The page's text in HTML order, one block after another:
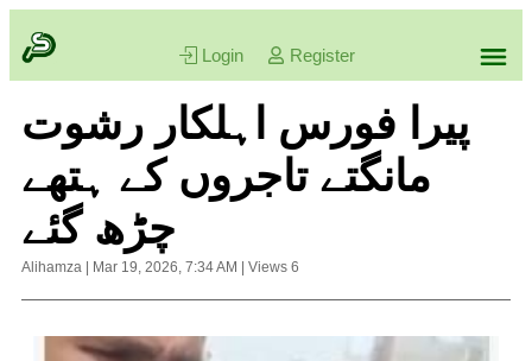
Login Register
پیرا فورس اہلکار رشوت
مانگتے تاجروں کے ہتھے
چڑھ گئے
Alihamza Mar 19, 2026, 7:34 AM Views 6